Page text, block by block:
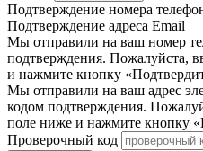
Подтверждение номера
Подтверждение адреса Email
Мы отправили на ваш номер
подтверждения. Пожалуйста,
и нажмите кнопку
Мы отправили на ваш адрес
кодом подтверждения.
поле ниже и нажмите кнопку
Проверочный код